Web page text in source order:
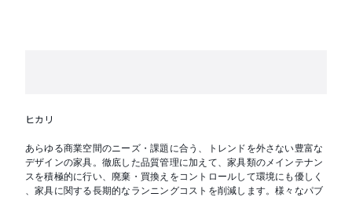
ヒカリ
あらゆる商業空間のニーズ・課題に合う、トレンドを外さない豊富な
デザインの家具。徹底した品質管理に加えて、家具類のメインテナン
スを積極的に行い、廃棄・買換えをコントロールして環境にも優しく
、家具に関する長期的なランニングコストを削減します。様々なパブ